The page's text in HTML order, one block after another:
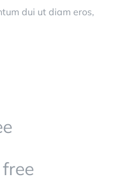
dui ut diam eros,